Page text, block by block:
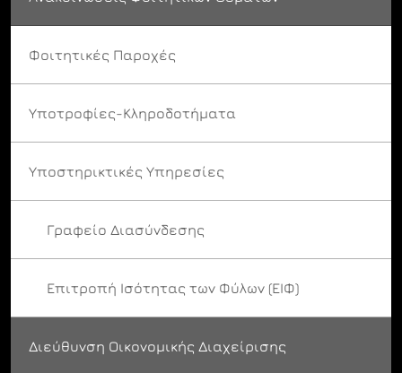
Φοιτητικές Παροχές
Υποτροφίες-Κληροδοτήματα
Υποστηρικτικές Υπηρεσίες
Γραφείο Διασύνδεσης
Επιτροπή Ισότητας των Φύλων (ΕΙΦ)
Διεύθυνση Οικονομικής Διαχείρισης